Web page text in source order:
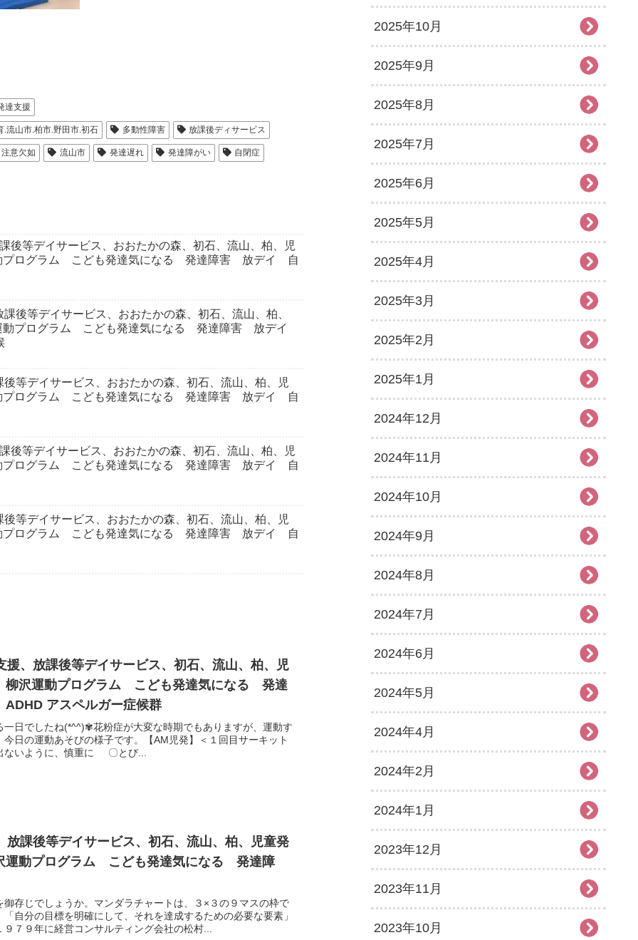
達支援
流山市.柏市.野田市.初石 多動性障害 放課後ディサービス
注意欠如 流山市 発達遅れ 発達障がい 自閉症
後等デイサービス、おおたかの森、初石、流山、柏、児
ログラム こども発達気になる 発達障害 放デイ 自
後等デイサービス、おおたかの森、初石、流山、柏、
プログラム こども発達気になる 発達障害 放デイ
等デイサービス、おおたかの森、初石、流山、柏、児
ログラム こども発達気になる 発達障害 放デイ 自
後等デイサービス、おおたかの森、初石、流山、柏、児
ログラム こども発達気になる 発達障害 放デイ 自
等デイサービス、おおたかの森、初石、流山、柏、児
ログラム こども発達気になる 発達障害 放デイ 自
援、放課後等デイサービス、初石、流山、柏、児
沢運動プログラム こども発達気になる 発達
アスペルガー症候群
一日でしたね(*^^)✾花粉症が大変な時期でもありますが、運動す
日の運動あそびの様子です。【AM児発】＜１回目サーキット
ないように、慎重に 〇とび...
課後等デイサービス、初石、流山、柏、児童発
動プログラム こども発達気になる 発達障
存じでしょうか。マンダラチャートは、３×３の９マスの枠で
自分の目標を明確にして、それを達成するための必要な要素」
７９年に経営コンサルティング会社の松村...
2025年10月
2025年9月
2025年8月
2025年7月
2025年6月
2025年5月
2025年4月
2025年3月
2025年2月
2025年1月
2024年12月
2024年11月
2024年10月
2024年9月
2024年8月
2024年7月
2024年6月
2024年5月
2024年4月
2024年2月
2024年1月
2023年12月
2023年11月
2023年10月